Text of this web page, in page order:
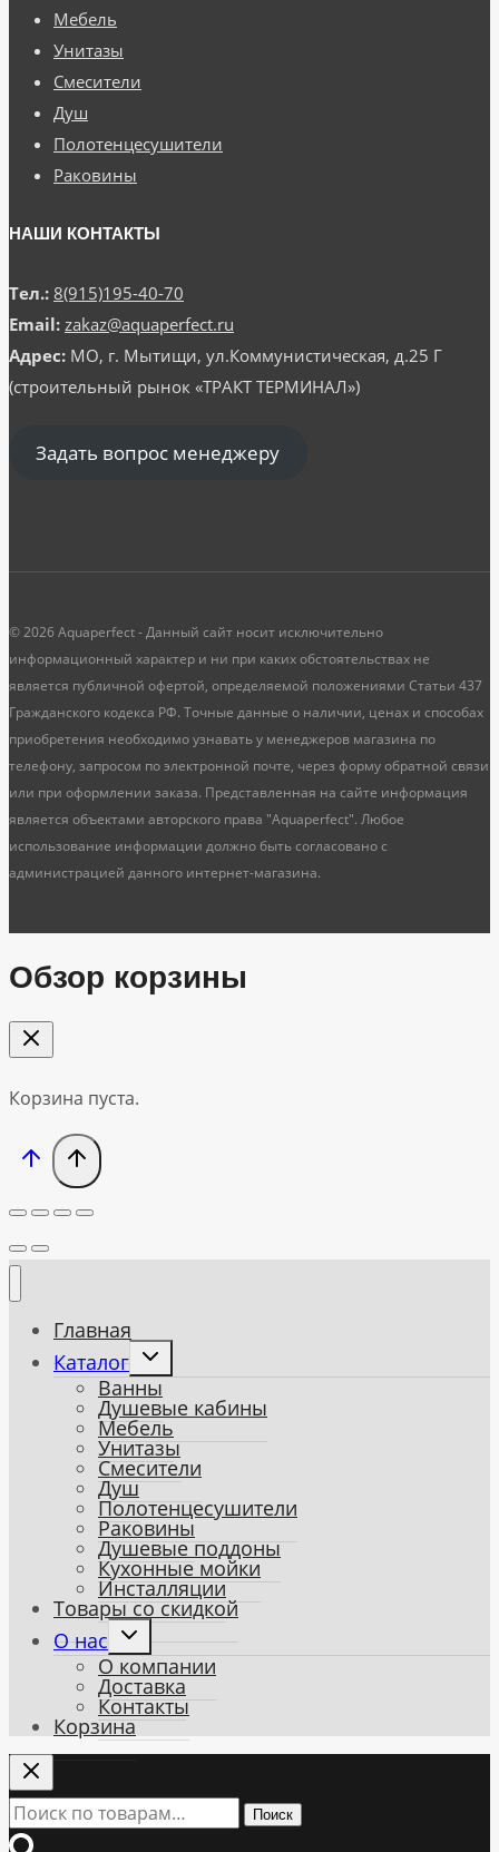
Мебель
Унитазы
Смесители
Душ
Полотенцесушители
Раковины
НАШИ КОНТАКТЫ
Тел.: 8(915)195-40-70
Email: zakaz@aquaperfect.ru
Адрес: МО, г. Мытищи, ул.Коммунистическая, д.25 Г
(строительный рынок «ТРАКТ ТЕРМИНАЛ»)
Задать вопрос менеджеру
© 2026 Aquaperfect - Данный сайт носит исключительно
информационный характер и ни при каких обстоятельствах не
является публичной офертой, определяемой положениями Статьи 437
Гражданского кодекса РФ. Точные данные о наличии, ценах и способах
приобретения необходимо узнавать у менеджеров магазина по
телефону, запросом по электронной почте, через форму обратной связи
или при оформлении заказа. Представленная на сайте информация
является объектами авторского права "Aquaperfect". Любое
использование информации должно быть согласовано с
администрацией данного интернет-магазина.
Обзор корзины
Корзина пуста.
Главная
Каталог
Toggle
menu
Ванны
Душевые кабины
Мебель
Унитазы
Смесители
Душ
Полотенцесушители
Раковины
Душевые поддоны
Кухонные мойки
Инсталляции
Товары со скидкой
О нас
Toggle
menu
О компании
Доставка
Контакты
Корзина
Искать: Поиск